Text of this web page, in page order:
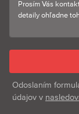
Odoslaním
údajov v